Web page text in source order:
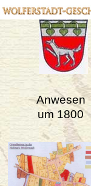
Anwesen
um 1800